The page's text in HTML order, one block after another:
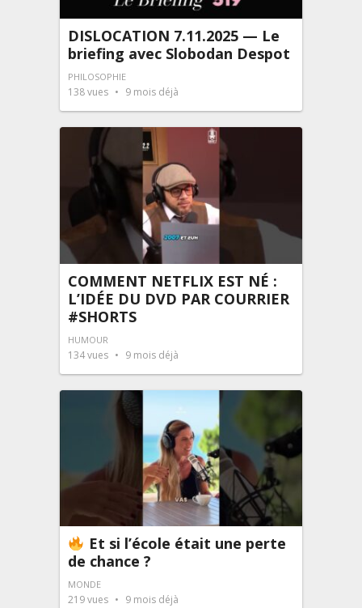
DISLOCATION 7.11.2025 — Le
briefing avec Slobodan Despot
PHILOSOPHIE
138vues 9 mois déjà
COMMENT NETFLIX EST NÉ :
L’IDÉE DU DVD PAR COURRIER
#SHORTS
HUMOUR
134vues 9 mois déjà
Et si l’école était une perte
de chance ?
MONDE
219vues 9 mois déjà